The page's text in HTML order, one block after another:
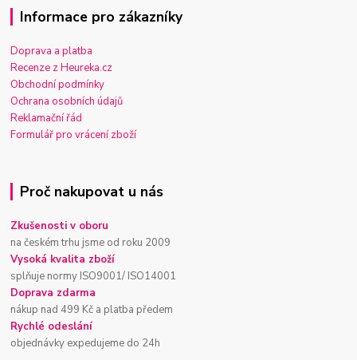
Informace pro zákazníky
Doprava a platba
Recenze z Heureka.cz
Obchodní podmínky
Ochrana osobních údajů
Reklamační řád
Formulář pro vrácení zboží
Proč nakupovat u nás
Zkušenosti v oboru
na českém trhu jsme od roku 2009
Vysoká kvalita zboží
splňuje normy ISO9001/ ISO14001
Doprava zdarma
nákup nad 499 Kč a platba předem
Rychlé odeslání
objednávky expedujeme do 24h